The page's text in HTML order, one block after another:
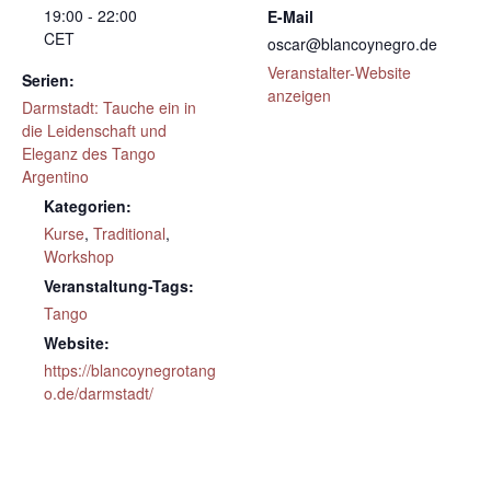
19:00 - 22:00
CET
Serien:
Darmstadt: Tauche ein in
die Leidenschaft und
Eleganz des Tango
Argentino
Kategorien:
Kurse, Traditional,
Workshop
Veranstaltung-Tags:
Tango
Website:
https://blancoynegrotang
o.de/darmstadt/
E-Mail
oscar@blancoynegro.de
Veranstalter-Website
anzeigen